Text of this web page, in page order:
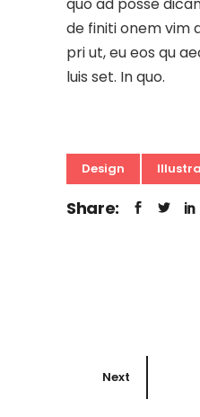
de finiti onem vim
pri ut, eu eos qu
luis set. In quo.
Design
Share:
Next